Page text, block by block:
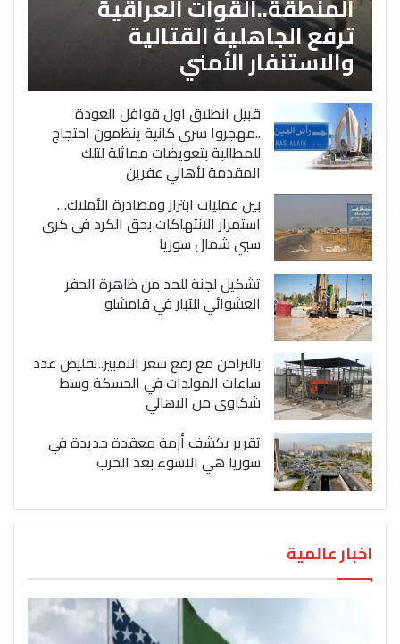
ترفع الجاهلية القتالية
والاستنفار الأمني
قبيل انطلاق اول قوافل العودة
..مهجروا سري كانية ينظمون احتجاج
للمطالبة بتعويضات مماثلة لتلك
المقدمة لأهالي عفرين
بين عمليات ابتزاز ومصادرة الأملاك…
استمرار الانتهاكات بحق الكرد في كري
سبي شمال سوريا
تشكيل لجنة للحد من ظاهرة الحفر
العشوائي للآبار في قامشلو
بالتزامن مع رفع سعر الامبير..تقليص عدد
ساعات المولدات في الحسكة وسط
شكاوى من الاهالي
تقرير يكشف أزمة معقدة جديدة في
سوريا هي الاسوء بعد الحرب
اخبار عالمية